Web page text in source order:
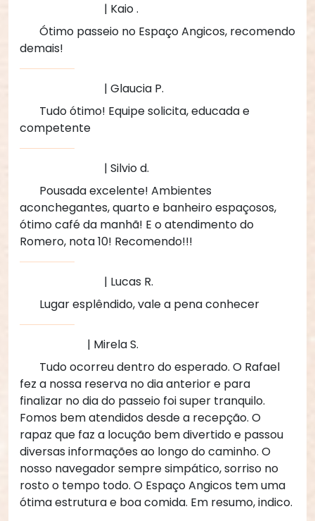
| Kaio .
Ótimo passeio no Espaço Angicos, recomendo
demais!
| Glaucia P.
Tudo ótimo! Equipe solicita, educada e
competente
| Silvio d.
Pousada excelente! Ambientes
aconchegantes, quarto e banheiro espaçosos,
ótimo café da manhã! E o atendimento do
Romero, nota 10! Recomendo!!!
| Lucas R.
Lugar esplêndido, vale a pena conhecer
| Mirela S.
Tudo ocorreu dentro do esperado. O Rafael
fez a nossa reserva no dia anterior e para
finalizar no dia do passeio foi super tranquilo.
Fomos bem atendidos desde a recepção. O
rapaz que faz a locução bem divertido e passou
diversas informações ao longo do caminho. O
nosso navegador sempre simpático, sorriso no
rosto o tempo todo. O Espaço Angicos tem uma
ótima estrutura e boa comida. Em resumo, indico.